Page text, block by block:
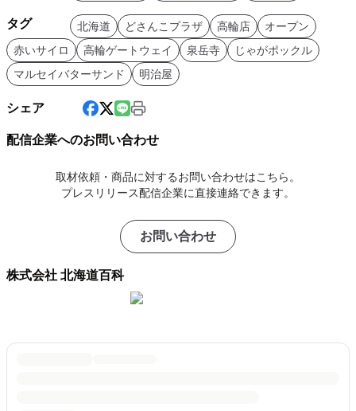
タグ 北海道 どさんこプラザ 高輪店
オープン
赤いサイロ
高輪ゲートウェイ 泉岳寺
じゃがポックル
マルセイバターサンド
明治屋
シェア
配信企業へのお問い合わせ
取材依頼・商品に対するお問い合わせはこちら。
プレスリリース配信企業に直接連絡できます。
お問い合わせ
株式会社 北海道百科